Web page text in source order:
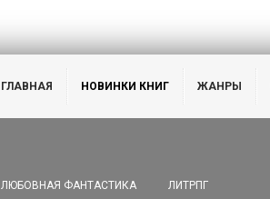
ГЛАВНАЯ НОВИНКИ КНИГ ЖАНРЫ
ЛЮБОВНАЯ ФАНТАСТИКА
ЛИТРПГ